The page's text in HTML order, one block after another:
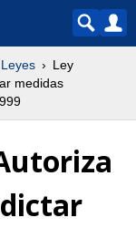
Leyes
Ley
medidas